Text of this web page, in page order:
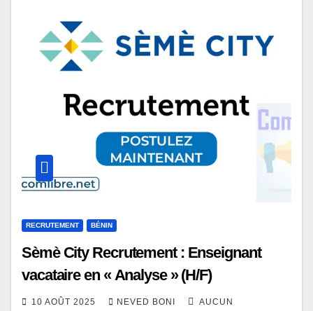
RECRUTEMENT BÉNIN
Sèmè City Recrutement : Enseignant
vacataire en « Analyse » (H/F)
10 AOÛT 2025 NEVED BONI AUCUN